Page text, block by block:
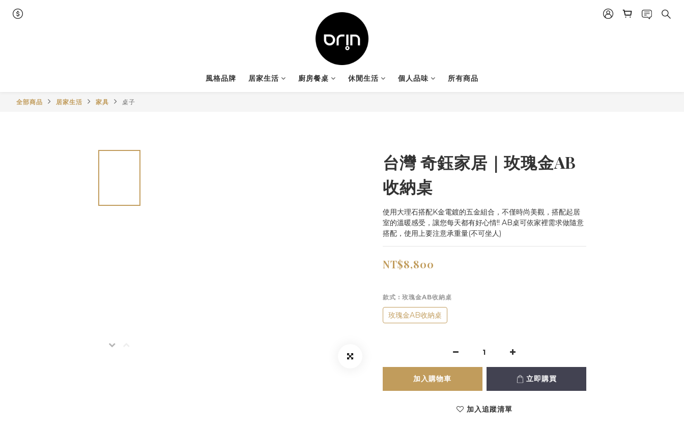
風格品牌 居家生活 廚房餐桌 休閒生活 個人品味 所有商品
全部商品 居家生活 家具 桌子
台灣 奇鈺家居｜玫瑰金AB
收納桌
使用大理石搭配K金電鍍的五金組合，不僅時尚美觀，搭配起居
室的溫暖感受，讓您每天都有好心情!! AB桌可依家裡需求做隨意
搭配，使用上要注意承重量(不可坐人)
NT$8,800
款式 : 玫瑰金AB收納桌
玫瑰金AB收納桌
加入購物車 立即購買
加入追蹤清單